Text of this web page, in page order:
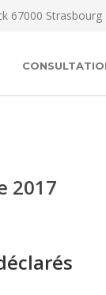
67000 Strasbourg
2017